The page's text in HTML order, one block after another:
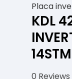
Placa
KDL
0 Reviews